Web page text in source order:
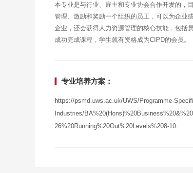
本专业是与行业、雇主和专业协会合作开发的，
管理、激励和奖励一个组织的员工，可以为企业
企业，还会获得人力资源管理的核心技能，包括
成功完成课程，学生就有资格成为CIPD的会员。
专业培养方案：
https://psmd.uws.ac.uk/UWS/Programme-
Industries/
26%20Running%20Out%20Levels%208-10.